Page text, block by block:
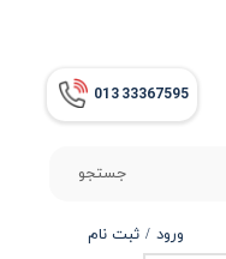
013​​​​​​​ 33367595
جستجو
ورود / ثبت نام